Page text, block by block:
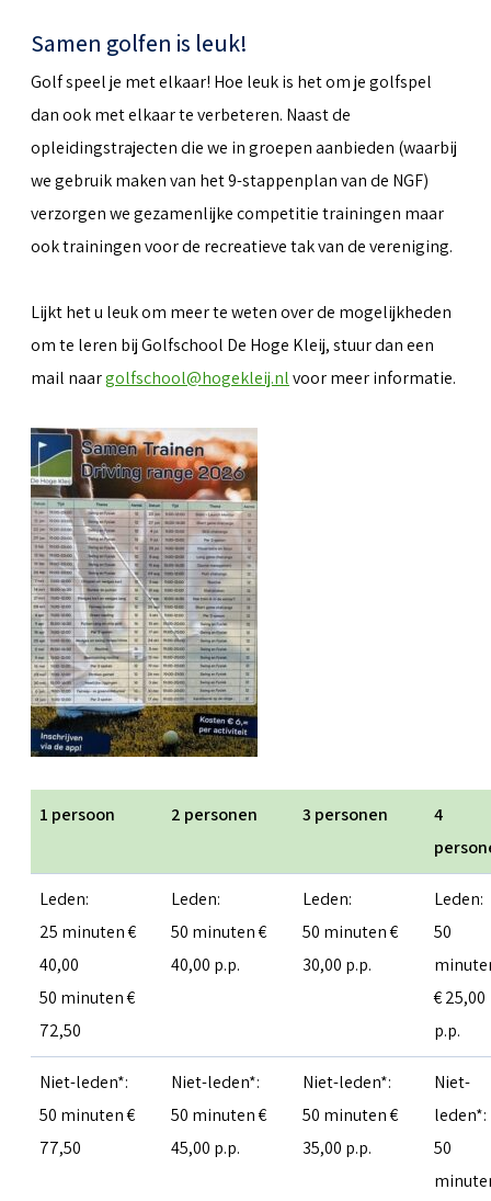
Samen golfen is leuk!
Golf speel je met elkaar! Hoe leuk is het om je golfspel
dan ook met elkaar te verbeteren. Naast de
opleidingstrajecten die we in groepen aanbieden (waarbij
we gebruik maken van het 9-stappenplan van de NGF)
verzorgen we gezamenlijke competitie trainingen maar
ook trainingen voor de recreatieve tak van de vereniging.
Lijkt het u leuk om meer te weten over de mogelijkheden
om te leren bij Golfschool De Hoge Kleij, stuur dan een
mail naargolfschool@hogekleij.nlvoor meer informatie.
1 persoon 2 personen 3 personen
4
Leden:
25 minuten €
40,00
50 minuten €
72,50
Leden:
50 minuten €
40,00 p.p.
Leden:
50 minuten €
30,00 p.p.
Leden:
50
€ 25,00
p.p.
Niet-leden*:
50 minuten €
77,50
Niet-leden*:
50 minuten €
45,00 p.p.
Niet-leden*:
50 minuten €
35,00 p.p.
Niet-
leden*:
50